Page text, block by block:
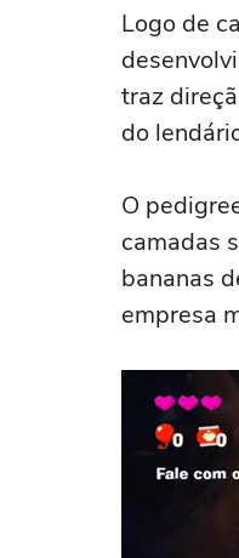
Logo de
traz
do
O
camadas
bananas
empresa